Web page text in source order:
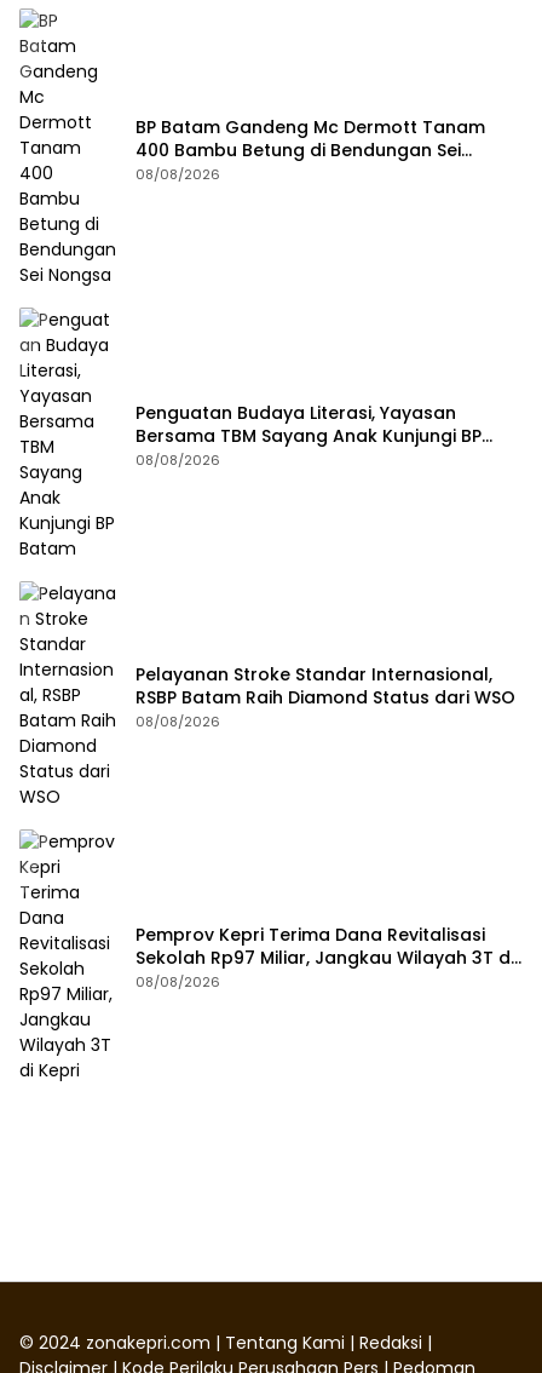
BP Batam Gandeng Mc Dermott Tanam
400 Bambu Betung di Bendungan Sei
Nongsa
08/08/2026
Penguatan Budaya Literasi, Yayasan
Bersama TBM Sayang Anak Kunjungi BP
Batam
08/08/2026
Pelayanan Stroke Standar Internasional,
RSBP Batam Raih Diamond Status dari WSO
08/08/2026
Pemprov Kepri Terima Dana Revitalisasi
Sekolah Rp97 Miliar, Jangkau Wilayah 3T di
Kepri
08/08/2026
© 2024 zonakepri.com | Tentang Kami | Redaksi |
Disclaimer | Kode Perilaku Perusahaan Pers | Pedoman